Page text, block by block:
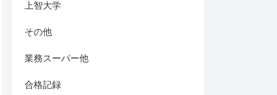
上智大学
その他
業務スーパー他
合格記録